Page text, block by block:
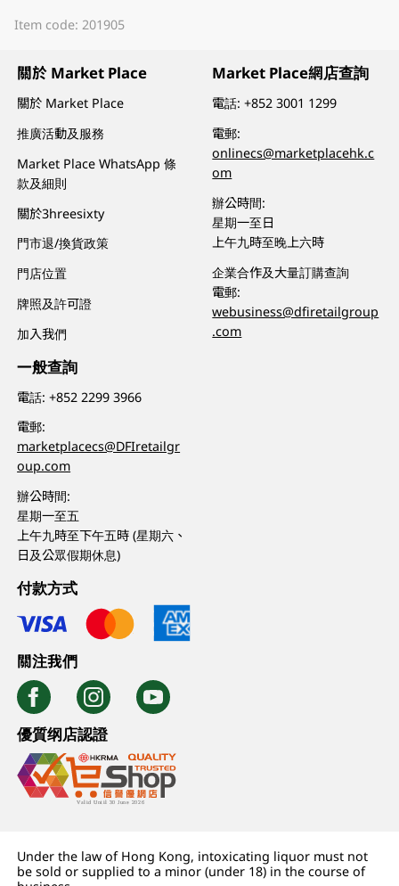
Item code: 201905
關於 Market Place
關於 Market Place
推廣活動及服務
Market Place WhatsApp 條
款及細則
關於3hreesixty
門市退/換貨政策
門店位置
牌照及許可證
加入我們
一般查詢
電話:+852 2299 3966
電郵:
marketplacecs@DFIretailgr
oup.com
辦公時間:
星期一至五
上午九時至下午五時 (星期六、
日及公眾假期休息)
Market Place網店查詢
電話:+852 3001 1299
電郵:
onlinecs@marketplacehk.c
om
辦公時間:
星期一至日
上午九時至晚上六時
企業合作及大量訂購查詢
電郵:
webusiness@dfiretailgroup
.com
付款方式
關注我們
優質纲店認證
Under the law of Hong Kong, intoxicating liquor must not
be sold or supplied to a minor (under 18) in the course of